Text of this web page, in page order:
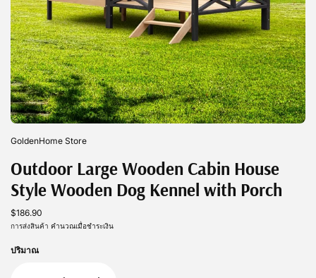
GoldenHome Store
Outdoor Large Wooden Cabin House
Style Wooden Dog Kennel with Porch
$186.90
การส่งสินค้า คำนวณเมื่อชำระเงิน
ปริมาณ